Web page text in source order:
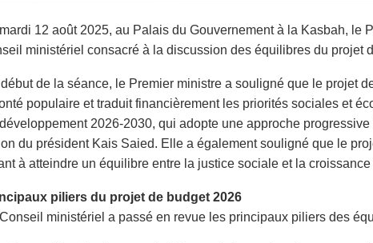
12 août 2025, au Palais du Gouvernement à la Kasbah, le
ministériel consacré à la discussion des équilibres du projet
de la séance, le Premier ministre a souligné que le projet
populaire et traduit financièrement les priorités sociales et
2026-2030, qui adopte une approche
du président Kais Saied. Elle a également souligné que le
à atteindre un équilibre entre la justice sociale et la
piliers du projet de budget 2026
ministériel a passé en revue les principaux piliers des